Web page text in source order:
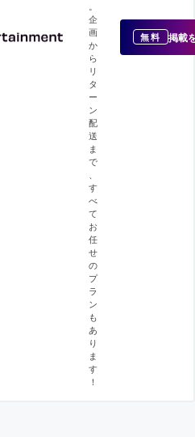
企
画
か
ら
リ
タ
ー
ン
配
送
ま
で
す
べ
て
お
任
せ
の
プ
ラ
ン
も
あ
り
ま
す
！
無料 掲載